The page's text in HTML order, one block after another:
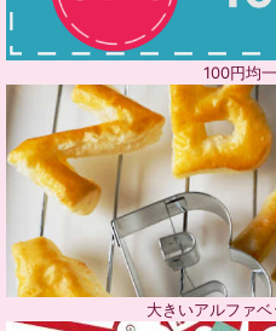
100円均
大きいアルファ